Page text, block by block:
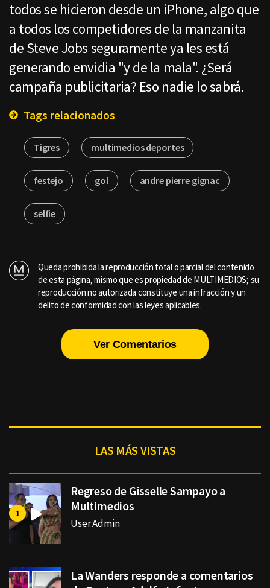
todos se hicieron desde un iPhone, algo que
a todos los competidores de la manzanita
de Steve Jobs seguramente ya les está
generando envidia "y de la mala". ¿Será
campaña publicitaria? Eso nadie lo sabrá.
Tags relacionados
Tigres multimedios deportes
festejo gol andre pierre gignac
selfie
Queda prohibida la reproducción total o parcial del contenido
de esta página, mismo que es propiedad de MULTIMEDIOS; su
reproducción no autorizada constituye una infracción y un
delito de conformidad con las leyes aplicables.
Ver Comentarios
LAS MÁS VISTAS
Regreso de Gisselle Sampayo a
Multimedios
User Admin
La Wanders responde a comentarios